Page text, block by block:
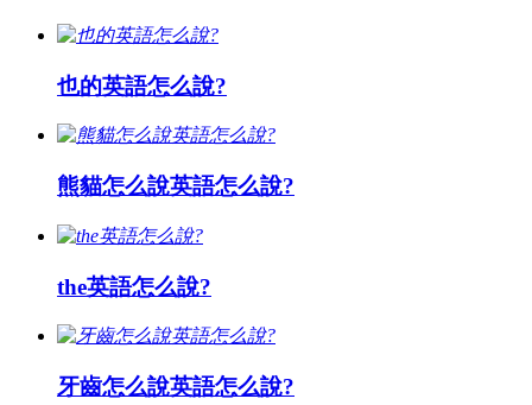
也的英語怎么說?
熊貓怎么說英語怎么說?
the英語怎么說?
牙齒怎么說英語怎么說?